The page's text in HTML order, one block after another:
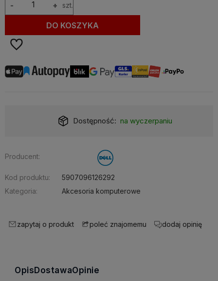
+
- szt.
DO KOSZYKA
Dostępność: na wyczerpaniu
Producent:
Kod produktu:
5907096126292
Kategoria:
Akcesoria komputerowe
zapytaj o produkt poleć znajomemu dodaj opinię
OpisDostawaOpinie